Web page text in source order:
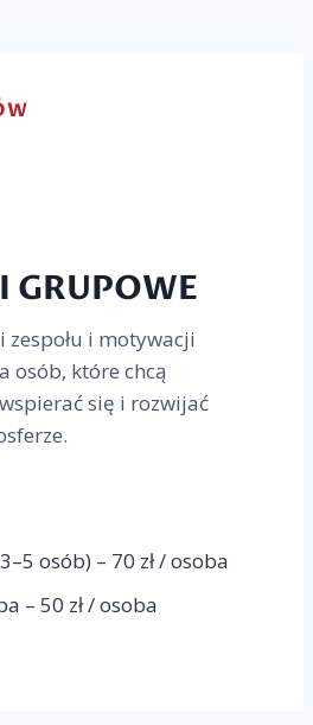
GRUPOWE
zespołu i motywacji
osób, które chcą
się i rozwijać
osób) – 70 zł / osoba
– 50 zł / osoba